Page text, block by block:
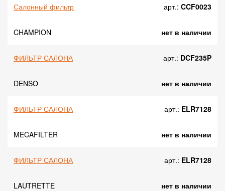
Салонный фильтр арт.: CCF0023
CHAMPION нет в наличии
ФИЛЬТР САЛОНА арт.: DCF235P
DENSO нет в наличии
ФИЛЬТР САЛОНА арт.: ELR7128
MECAFILTER нет в наличии
ФИЛЬТР САЛОНА арт.: ELR7128
LAUTRETTE нет в наличии